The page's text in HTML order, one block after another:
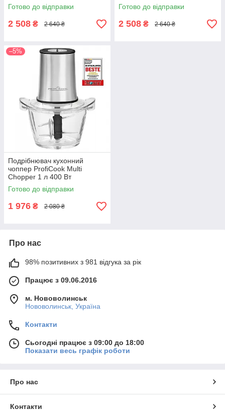
(1748)
Готово до відправки
2 508 ₴ 2 640 ₴
кабель (PC-SM 1094)
Готово до відправки
2 508 ₴ 2 640 ₴
–5%
Подрібнювач кухонний
чоппер ProfiCook Multi
Chopper 1 л 400 Вт
Нержавіюча сталь (PC-
MZ1150)
Готово до відправки
1 976 ₴ 2 080 ₴
Про нас
98% позитивних з 981 відгука за рік
Працює з 09.06.2016
м. Нововолинськ
Нововолинськ, Україна
Контакти
Сьогодні працює з 09:00 до 18:00
Показати весь графік роботи
Про нас
Контакти